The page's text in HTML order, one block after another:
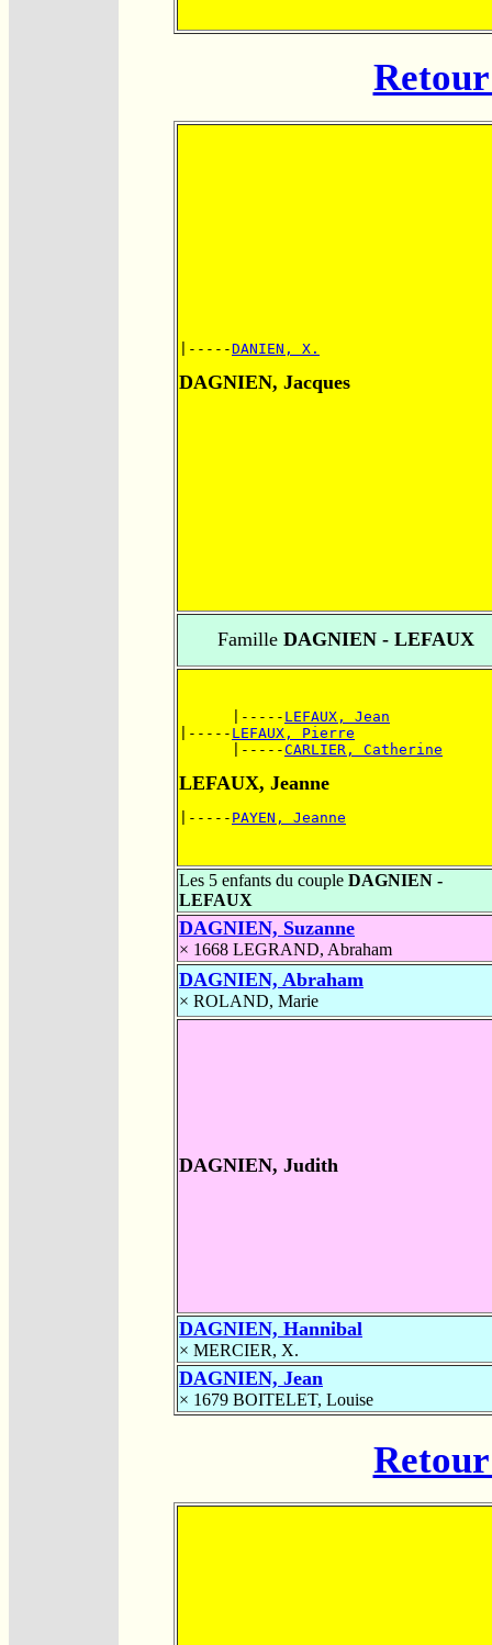
|-----DANIEN, X.
DAGNIEN, Jacques
FamilleDAGNIEN - LEFAUX
      |-----
LEFAUX, Jean
|----- LEFAUX, Pierre
      |-----
CARLIER, Catherine
LEFAUX, Jeanne
|----- PAYEN, Jeanne
Les 5 enfants du couple DAGNIEN -
LEFAUX
DAGNIEN, Suzanne
× 1668 LEGRAND, Abraham
DAGNIEN, Abraham
× ROLAND, Marie
DAGNIEN, Judith
DAGNIEN, Hannibal
× MERCIER, X.
DAGNIEN, Jean
× 1679 BOITELET, Louise